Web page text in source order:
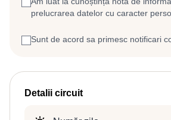
prelucrarea datelor cu caracter
Sunt de acord sa primesc notificari
Detalii circuit